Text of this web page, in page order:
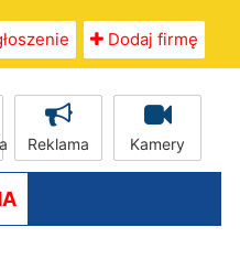
Dodaj firmę
Reklama Kamery